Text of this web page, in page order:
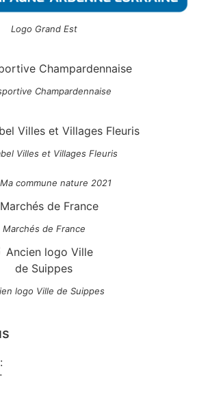
Logo Grand Est
Champardennaise
Villes et Villages Fleuris
commune nature 2021
Marchés de France
logo Ville de Suippes